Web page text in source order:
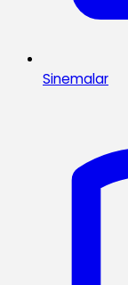
Sinemalar